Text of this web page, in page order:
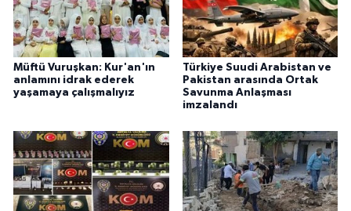
Müftü Vuruşkan: Kur'an'ın
anlamını idrak ederek
yaşamaya çalışmalıyız
Türkiye Suudi Arabistan ve
Pakistan arasında Ortak
Savunma Anlaşması
imzalandı